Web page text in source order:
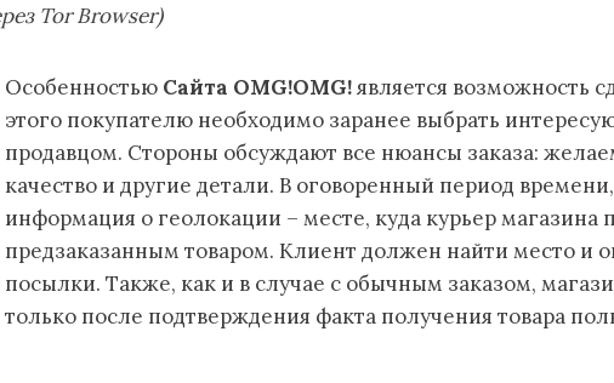
Tor Browser)
Особенностью Сайта OMG!OMG!является возможность
этого покупателю необходимо заранее выбрать
продавцом. Стороны обсуждают все нюансы заказа:
качество и другие детали. В оговоренный период
информация о геолокации – месте, куда курьер магазина
предзаказанным товаром. Клиент должен найти место и
посылки. Также, как и в случае с обычным заказом,
только после подтверждения факта получения товара